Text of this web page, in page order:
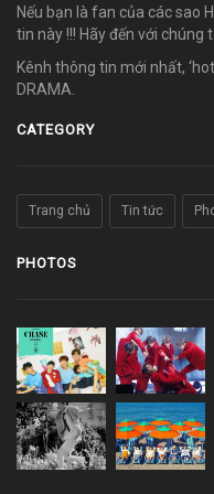
Nếu bạn là fan của các sao
tin này !!! Hãy đến với chúng
Kênh thông tin mới nhất,
DRAMA.
CATEGORY
Trang chủ Tin tức
PHOTOS